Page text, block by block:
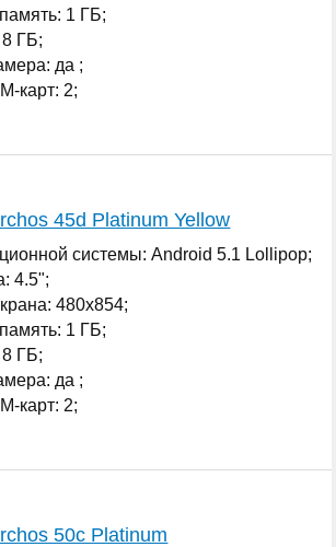
1 ГБ;
ГБ;
да ;
карт: 2;
45d Platinum Yellow
системы: Android 5.1 Lollipop;
4.5";
480x854;
1 ГБ;
ГБ;
да ;
карт: 2;
50c Platinum